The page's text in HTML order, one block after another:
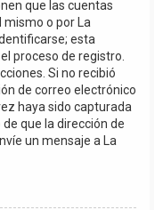
que las cuentas
mismo o por La
esta
proceso de registro.
Si no recibió
de correo electrónico
haya sido capturada
que la dirección de
un mensaje a La